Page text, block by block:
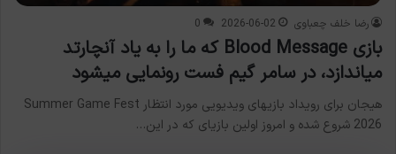
رضا خلف چعباوی 2026-06-02
0
بازی Blood Message که ما را به یاد آنچارتد
میاندازد، در سامر گیم فست رونمایی میشود
هیجان برای رویداد بازیهای ویدیویی مورد انتظار Summer Game Fest
2026 شروع شده و امروز اولین بازیای که در این…